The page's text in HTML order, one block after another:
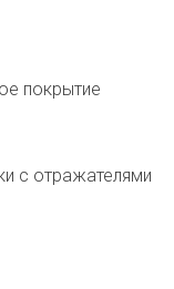
покрытие
с отражателями